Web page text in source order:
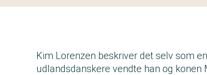
Kim Lorenzen beskriver det selv som
udlandsdanskere vendte han og